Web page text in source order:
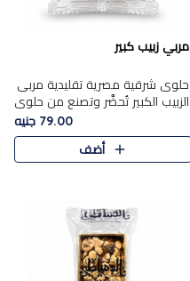
مربي زبيب كبير
حلوى شرقية مصرية تقليدية مربى
الزبيب الكبير تُحضَّر وتصنع من حلوي
جوز الهند باسد بقوام طري ومذاق
غني، وتُزين وتغطا بحبات الزبيب
الذهبي التي ..
79.00 جنيه
أضف